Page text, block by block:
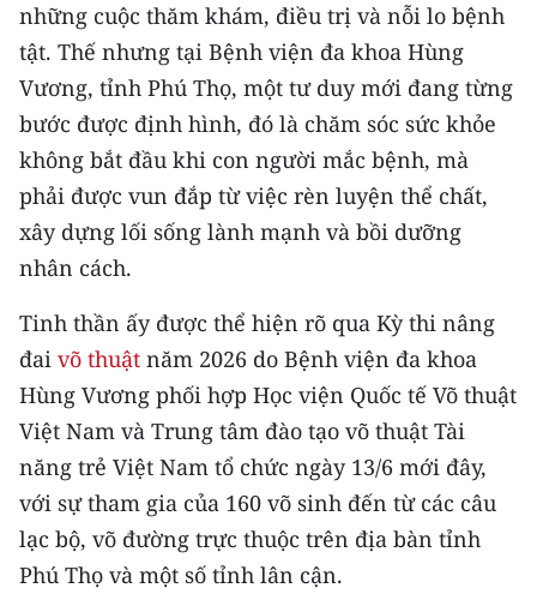
RADIO
MEDIA CENTER
E-Magazine
Video
Media Chính trị
Media Kinh tế
Media Văn hóa
Media Xã hội
Media Pháp luật
Media Du lịch
Media Thế giới
những cuộc thăm khám, điều trị và nỗi lo bệnh
tật. Thế nhưng tại Bệnh viện đa khoa Hùng
Vương, tỉnh Phú Thọ, một tư duy mới đang từng
bước được định hình, đó là chăm sóc sức khỏe
không bắt đầu khi con người mắc bệnh, mà
phải được vun đắp từ việc rèn luyện thể chất,
xây dựng lối sống lành mạnh và bồi dưỡng
nhân cách.
Tinh thần ấy được thể hiện rõ qua Kỳ thi nâng
đai võ thuật năm 2026 do Bệnh viện đa khoa
Hùng Vương phối hợp Học viện Quốc tế Võ thuật
Việt Nam và Trung tâm đào tạo võ thuật Tài
năng trẻ Việt Nam tổ chức ngày 13/6 mới đây,
với sự tham gia của 160 võ sinh đến từ các câu
lạc bộ, võ đường trực thuộc trên địa bàn tỉnh
Phú Thọ và một số tỉnh lân cận.